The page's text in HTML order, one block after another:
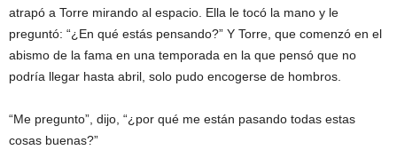
atrapó a Torre mirando al espacio. Ella le tocó la mano y le
preguntó: “¿En qué estás pensando?” Y Torre, que comenzó en el
abismo de la fama en una temporada en la que pensó que no
podría llegar hasta abril, solo pudo encogerse de hombros.
“Me pregunto”, dijo, “¿por qué me están pasando todas estas
cosas buenas?”